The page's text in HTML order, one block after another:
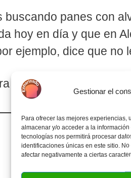
Gestionar el
Para ofrecer las mejores experiencias,
almacenar y/o acceder a la
tecnologías nos permitirá procesar
identificaciones únicas en este sitio.
afectar negativamente a ciertas
buscando panes con
hoy en día y que en
ejemplo, dice que
comercial no